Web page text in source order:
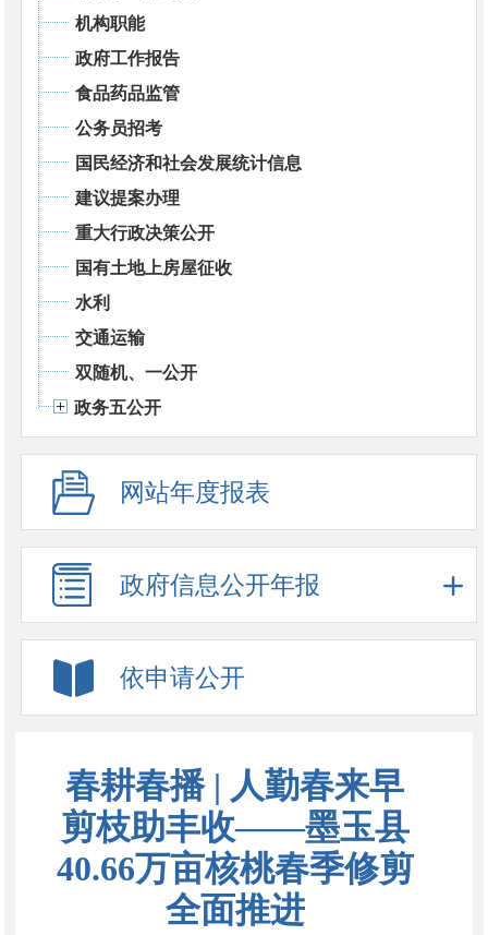
机构职能
政府工作报告
食品药品监管
公务员招考
国民经济和社会发展统计信息
建议提案办理
重大行政决策公开
国有土地上房屋征收
水利
交通运输
双随机、一公开
政务五公开
网站年度报表
政府信息公开年报
依申请公开
春耕春播 | 人勤春来早
剪枝助丰收——墨玉县
40.66万亩核桃春季修剪
全面推进